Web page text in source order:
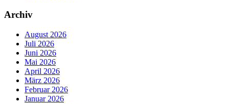
Archiv
August 2026
Juli 2026
Juni 2026
Mai 2026
April 2026
März 2026
Februar 2026
Januar 2026